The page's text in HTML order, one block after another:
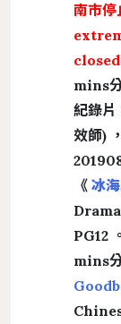
南市
mins
紀錄
效師)
《 冰
PG12
mins